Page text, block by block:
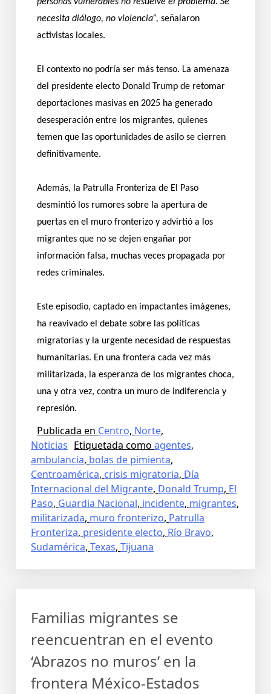
personas vulnerables no resuelve el problema. Se
necesita diálogo, no violencia”, señalaron
activistas locales.
El contexto no podría ser más tenso. La amenaza
del presidente electo Donald Trump de retomar
deportaciones masivas en 2025 ha generado
desesperación entre los migrantes, quienes
temen que las oportunidades de asilo se cierren
definitivamente.
Además, la Patrulla Fronteriza de El Paso
desmintió los rumores sobre la apertura de
puertas en el muro fronterizo y advirtió a los
migrantes que no se dejen engañar por
información falsa, muchas veces propagada por
redes criminales.
Este episodio, captado en impactantes imágenes,
ha reavivado el debate sobre las políticas
migratorias y la urgente necesidad de respuestas
humanitarias. En una frontera cada vez más
militarizada, la esperanza de los migrantes choca,
una y otra vez, contra un muro de indiferencia y
represión.
Publicada en Centro, Norte,
Noticias Etiquetada como agentes,
ambulancia, bolas de pimienta,
Centroamérica, crisis migratoria, Día
Internacional del Migrante, Donald Trump, El
Paso, Guardia Nacional, incidente, migrantes,
militarizada, muro fronterizo, Patrulla
Fronteriza, presidente electo, Río Bravo,
Sudamérica, Texas, Tijuana
Familias migrantes se
reencuentran en el evento
‘Abrazos no muros’ en la
frontera México-Estados